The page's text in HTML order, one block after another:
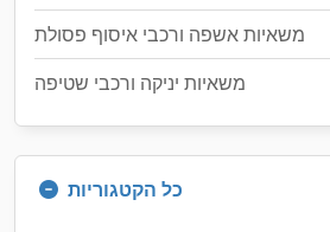
משאיות אשפה ורכבי איסוף פסולת
משאיות יניקה ורכבי שטיפה
כל הקטגוריות